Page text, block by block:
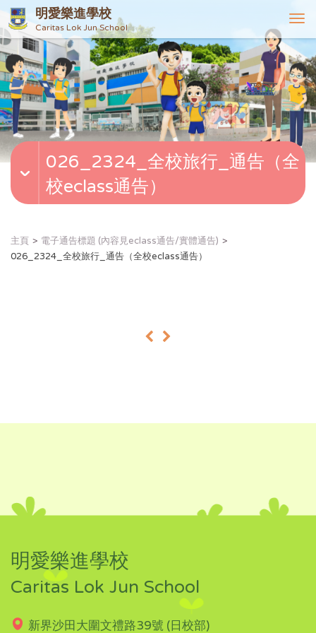
明愛樂進學校
Caritas Lok Jun School
T
o
g
g
l
e
n
v
i
026_2324_全校旅行_通告（全
校eclass通告）
主頁
電子通告標題 (內容見eclass通告/實體通告)
026_2324_全校旅行_通告（全校eclass通告）
« »
明愛樂進學校
Caritas Lok Jun School
新界沙田大圍文禮路39號 (日校部)